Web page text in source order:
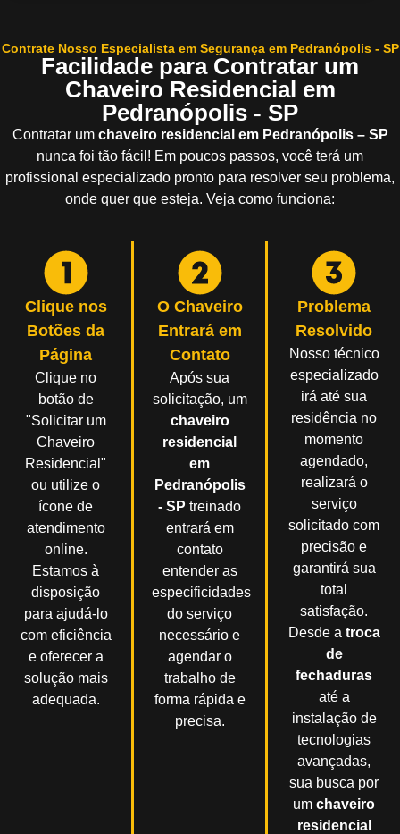
Contrate Nosso Especialista em Segurança em Pedranópolis - SP
Facilidade para Contratar um
Chaveiro Residencial em
Pedranópolis - SP
Contratar um chaveiro residencial em Pedranópolis – SP
nunca foi tão fácil! Em poucos passos, você terá um
profissional especializado pronto para resolver seu problema,
onde quer que esteja. Veja como funciona:
Clique nos
Botões da
Página
Clique no
botão de
"Solicitar um
Chaveiro
Residencial"
ou utilize o
ícone de
atendimento
online.
Estamos à
disposição
para ajudá-lo
com eficiência
e oferecer a
solução mais
adequada.
O Chaveiro
Entrará em
Contato
Após sua
solicitação, um
chaveiro
residencial
em
Pedranópolis
- SP treinado
entrará em
contato
entender as
especificidades
do serviço
necessário e
agendar o
trabalho de
forma rápida e
precisa.
Problema
Resolvido
Nosso técnico
especializado
irá até sua
residência no
momento
agendado,
realizará o
serviço
solicitado com
precisão e
garantirá sua
total
satisfação.
Desde a troca
de
fechaduras
até a
instalação de
tecnologias
avançadas,
sua busca por
umchaveiro
residencial